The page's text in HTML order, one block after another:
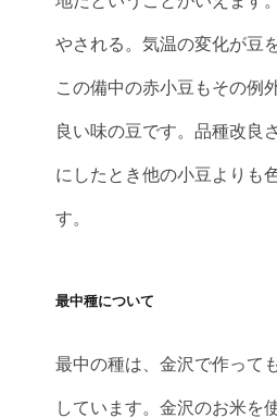
やされる。気温の変化が豆
この備中の赤小豆もその例
良い味の豆です。品種改良
にしたとき他の小豆よりも
す。
最中種について
最中の種は、金沢で作って
しています。金沢のお米を